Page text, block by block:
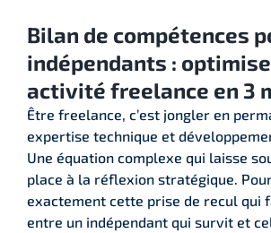
Bilan de compétences
indépendants :
activité freelance en 3
Être freelance, c’est jongler en
expertise technique et
Une équation complexe qui laisse
place à la réflexion stratégique.
exactement cette prise de recul qui
entre un indépendant qui survit et